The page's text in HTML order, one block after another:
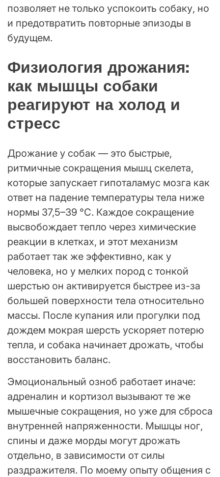
позволяет не только успокоить собаку, но
и предотвратить повторные эпизоды в
будущем.
Физиология дрожания:
как мышцы собаки
реагируют на холод и
стресс
Дрожание у собак — это быстрые,
ритмичные сокращения мышц скелета,
которые запускает гипоталамус мозга как
ответ на падение температуры тела ниже
нормы 37,5–39 °C. Каждое сокращение
высвобождает тепло через химические
реакции в клетках, и этот механизм
работает так же эффективно, как у
человека, но у мелких пород с тонкой
шерстью он активируется быстрее из-за
большей поверхности тела относительно
массы. После купания или прогулки под
дождем мокрая шерсть ускоряет потерю
тепла, и собака начинает дрожать, чтобы
восстановить баланс.
Эмоциональный озноб работает иначе:
адреналин и кортизол вызывают те же
мышечные сокращения, но уже для сброса
внутренней напряженности. Мышцы ног,
спины и даже морды могут дрожать
отдельно, в зависимости от силы
раздражителя. По моему опыту общения с